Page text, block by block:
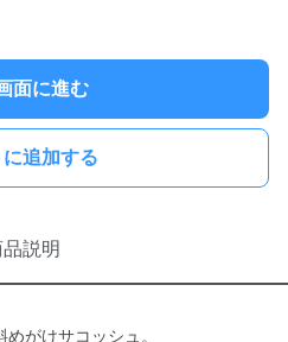
面に進む
に追加する
説明
がけサコッシュ。